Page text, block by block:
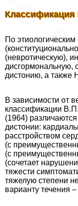
Классификация
По
(невротическую),
дисгормональную,
дистонию, а также
В зависимости от
классификации
(1964)
дистонии:
расстройством
(с
(с
(сочетает
тяжести
тяжелую степени
варианту течения